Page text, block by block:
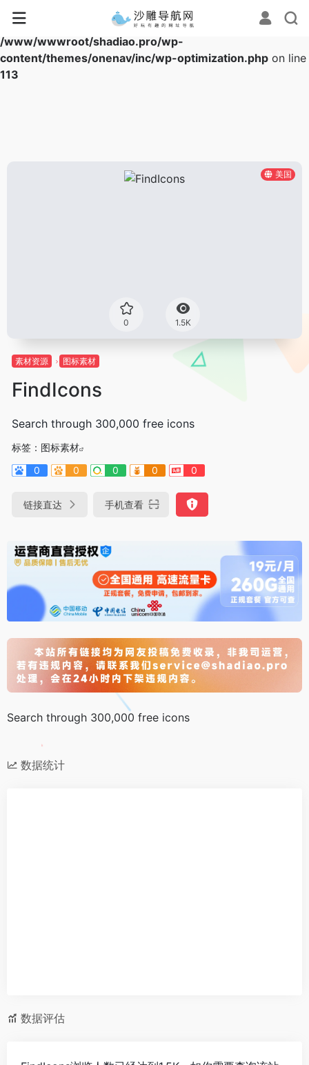
Warning
: Array to string conversion in
/www/wwwroot/shadiao.pro/wp-
content/themes/onenav/inc/wp-optimization.php on line
113
美国
0 1.5K
素材资源 图标素材
FindIcons
Search through 300,000 free icons
标签： 图标素材
0
0 0 0 0
链接直达 手机查看
Search through 300,000 free icons
数据统计
数据评估